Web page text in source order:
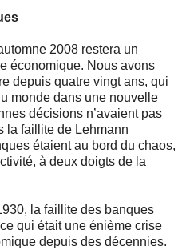
2008 restera un
économique. Nous avons
depuis quatre vingt ans, qui
monde dans une nouvelle
décisions n’avaient pas
la faillite de Lehmann
étaient au bord du chaos,
à deux doigts de la
la faillite des banques
qui était une énième crise
depuis des décennies.